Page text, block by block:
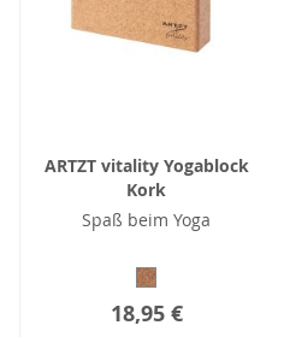
ARTZT vitality Yogablock
Kork
Spaß beim Yoga
18,95 €